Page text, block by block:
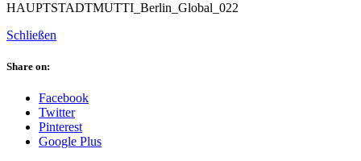
HAUPTSTADTMUTTI_Berlin_Global_022
Schließen
Share on:
Facebook
Twitter
Pinterest
Google Plus